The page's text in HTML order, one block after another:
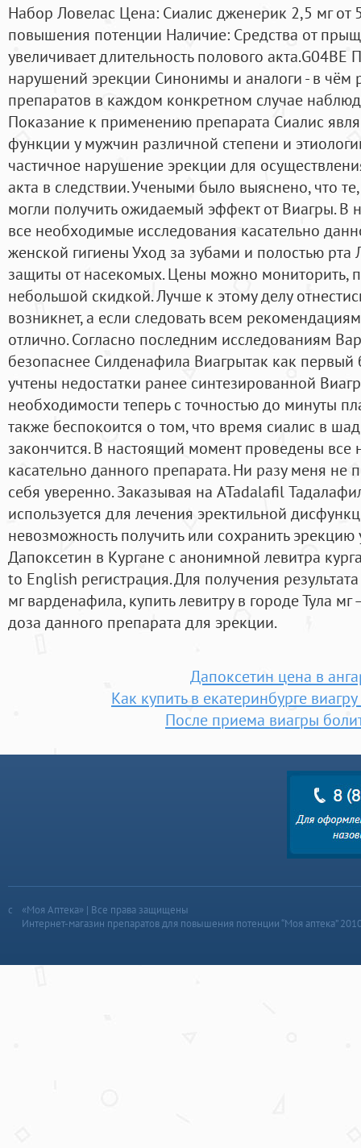
Набор Ловелас Цена: Сиалис дженерик 2,5 мг от
повышения потенции Наличие: Средства от
увеличивает длительность полового
нарушений эрекции Cинонимы и аналоги - в чём
препаратов в каждом конкретном случае
Показание к применению препарата Сиалис
функции у мужчин различной степени и
частичное нарушение эрекции для
акта в следствии. Учеными было выяснено, что
могли получить ожидаемый эффект от Виагры.
все необходимые исследования касательно
женской гигиены Уход за зубами и полостью рта
защиты от насекомых. Цены можно мониторить,
небольшой скидкой. Лучше к этому делу
возникнет, а если следовать всем
отлично. Согласно последним исследованиям
безопаснее Силденафила Виагрытак как
учтены недостатки ранее синтезированной
необходимости теперь с точностью до минуты
также беспокоится о том, что время сиалис в
закончится. В настоящий момент проведены
касательно данного препарата. Ни разу меня не
себя уверенно. Заказывая на ATadalafil
используется для лечения эректильной
невозможность получить или сохранить
Дапоксетин в Кургане с анонимной левитра
to English регистрация. Для получения
мг варденафила, купить левитру в городе Тула
доза данного препарата для эрекции.
Дапоксетин цена в
Как купить в екатеринбурге
После приема виагры
«Моя Аптека» | Все права защищены
Интернет-магазин препаратов для повышения потенции “Моя аптека”